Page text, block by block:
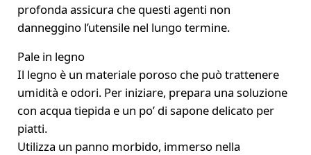
profonda assicura che questi agenti non
danneggino l’utensile nel lungo termine.
Pale in legno
Il legno è un materiale poroso che può trattenere
umidità e odori. Per iniziare, prepara una soluzione
con acqua tiepida e un po’ di sapone delicato per
piatti.
Utilizza un panno morbido, immerso nella